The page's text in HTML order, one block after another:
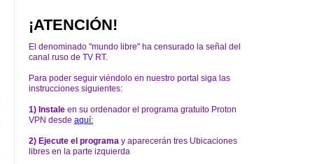
¡ATENCIÓN!
El denominado "mundo libre" ha censurado la señal del
canal ruso de TV RT.
Para poder seguir viéndolo en nuestro portal siga las
instrucciones siguientes:
1) Instale en su ordenador el programa gratuito Proton
VPN desde aquí:
2) Ejecute el programa y aparecerán tres Ubicaciones
libres en la parte izquierda